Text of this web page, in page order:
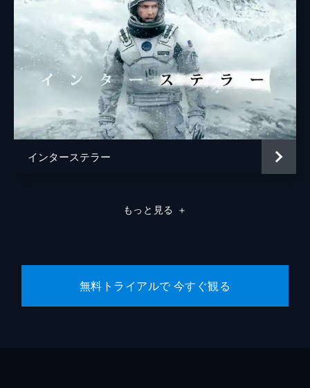
インターステラー
もっと見る ＋
無料トライアルで 今すぐ観る